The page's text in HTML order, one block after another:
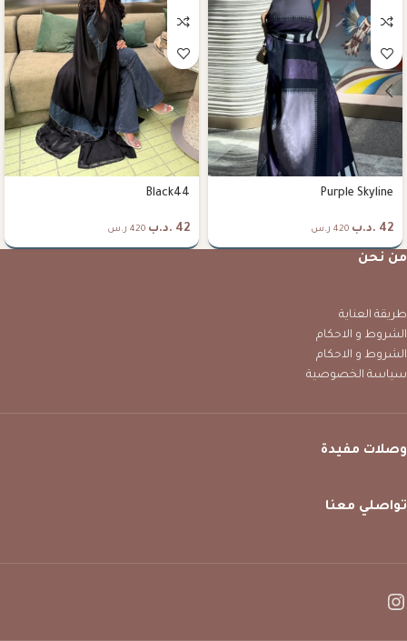
Purple Skyline
42 .د.ب 420 ر.س
Black44
42 .د.ب 420 ر.س
من نحن
طريقة العناية
الشروط و الاحكام
الشروط و الاحكام
سياسة الخصوصية
وصلات مفيدة
تواصلي معنا